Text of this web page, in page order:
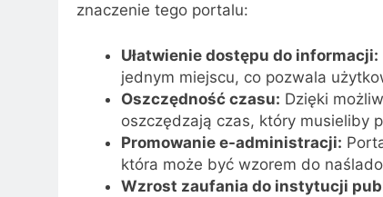
znaczenie tego portalu:
Ułatwienie dostępu do informacji:
jednym miejscu, co pozwala
Oszczędność czasu: Dzięki
oszczędzają czas, który musieliby
Promowanie e-administracji:
która może być wzorem do
Wzrost zaufania do instytucji